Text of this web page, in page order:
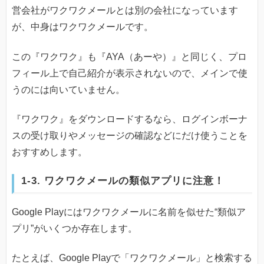
営会社がワクワクメールとは別の会社になっています
が、中身はワクワクメールです。
この『ワクワク』も『AYA（あーや）』と同じく、プロ
フィール上で自己紹介が表示されないので、メインで使
うのには向いていません。
『ワクワク』をダウンロードするなら、ログインボーナ
スの受け取りやメッセージの確認などにだけ使うことを
おすすめします。
1-3. ワクワクメールの類似アプリに注意！
Google Playにはワクワクメールに名前を似せた“類似ア
プリ”がいくつか存在します。
たとえば、Google Playで「ワクワクメール」と検索する